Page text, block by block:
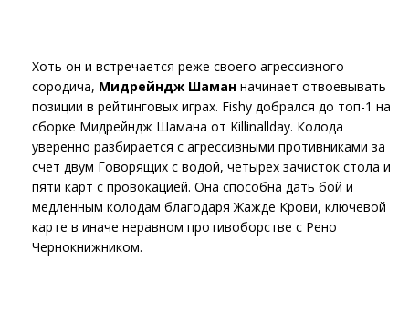
Хоть он и встречается реже своего агрессивного
сородича, Мидрейндж Шаман начинает отвоевывать
позиции в рейтинговых играх. Fishy добрался до топ-1 на
сборке Мидрейндж Шамана от Killinallday. Колода
уверенно разбирается с агрессивными противниками за
счет двум Говорящих с водой, четырех зачисток стола и
пяти карт с провокацией. Она способна дать бой и
медленным колодам благодаря Жажде Крови, ключевой
карте в иначе неравном противоборстве с Рено
Чернокнижником.